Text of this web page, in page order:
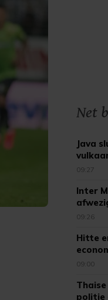
Net
Java
09:27
Inter
09:26
Hitte
09:00
politie